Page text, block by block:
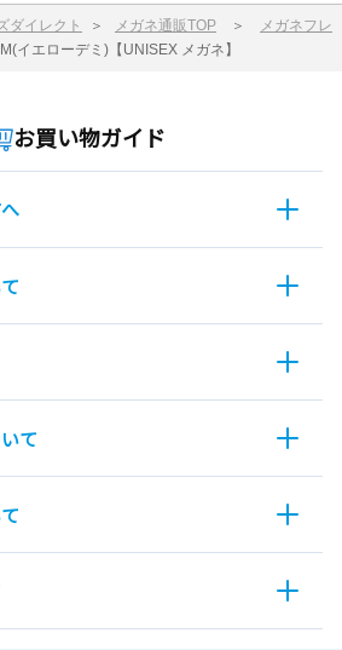
ダイレクト ＞ メガネ通販TOP ＞
メガネフレ
イエローデミ)【UNISEX メガネ】
お買い物ガイド
て